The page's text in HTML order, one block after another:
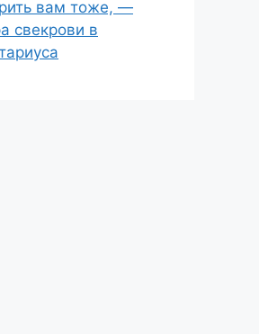
вам тоже, —
свекрови в